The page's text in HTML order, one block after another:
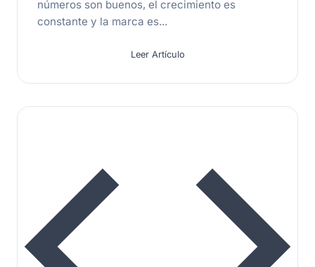
números son buenos, el crecimiento es
constante y la marca es...
Leer Artículo